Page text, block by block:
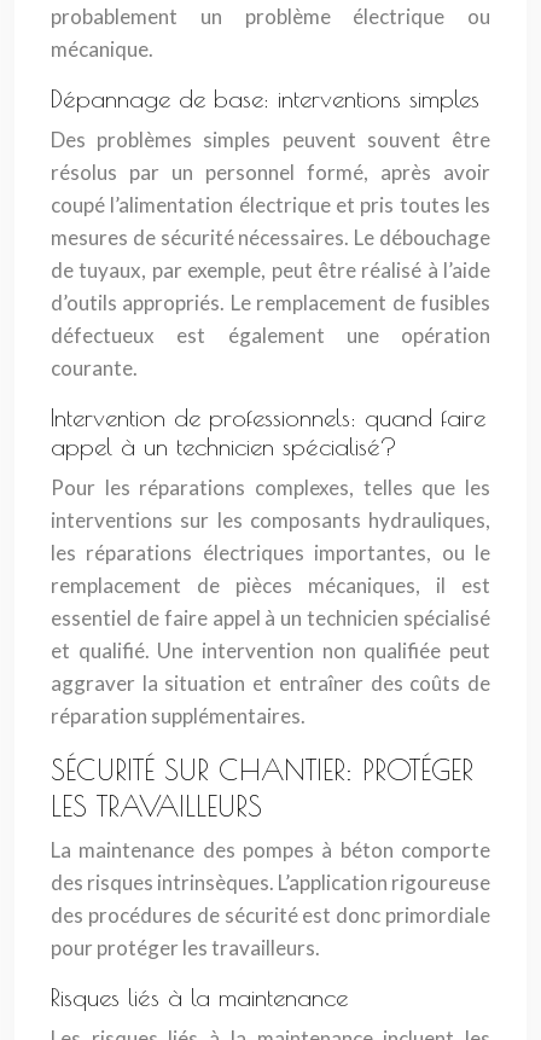
probablement un problème électrique ou
mécanique.
Dépannage de base: interventions simples
Des problèmes simples peuvent souvent être
résolus par un personnel formé, après avoir
coupé l’alimentation électrique et pris toutes les
mesures de sécurité nécessaires. Le débouchage
de tuyaux, par exemple, peut être réalisé à l’aide
d’outils appropriés. Le remplacement de fusibles
défectueux est également une opération
courante.
Intervention de professionnels: quand faire
appel à un technicien spécialisé?
Pour les réparations complexes, telles que les
interventions sur les composants hydrauliques,
les réparations électriques importantes, ou le
remplacement de pièces mécaniques, il est
essentiel de faire appel à un technicien spécialisé
et qualifié. Une intervention non qualifiée peut
aggraver la situation et entraîner des coûts de
réparation supplémentaires.
SÉCURITÉ SUR CHANTIER: PROTÉGER
LES TRAVAILLEURS
La maintenance des pompes à béton comporte
des risques intrinsèques. L’application rigoureuse
des procédures de sécurité est donc primordiale
pour protéger les travailleurs.
Risques liés à la maintenance